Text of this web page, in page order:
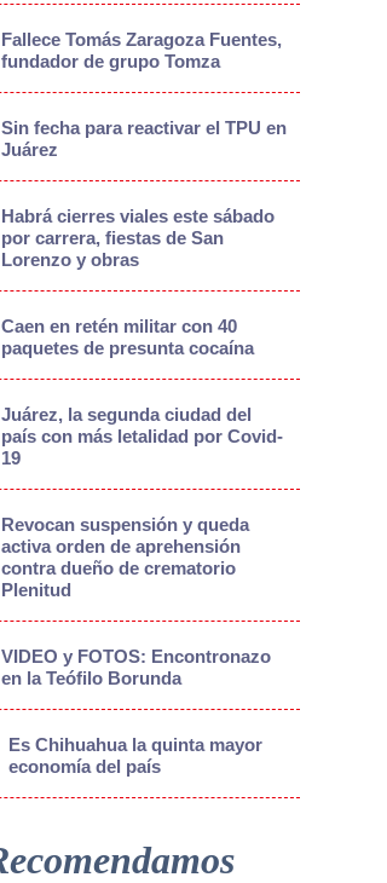
Fallece Tomás Zaragoza Fuentes,
fundador de grupo Tomza
Sin fecha para reactivar el TPU en
Juárez
Habrá cierres viales este sábado
por carrera, fiestas de San
Lorenzo y obras
Caen en retén militar con 40
paquetes de presunta cocaína
Juárez, la segunda ciudad del
país con más letalidad por Covid-
19
Revocan suspensión y queda
activa orden de aprehensión
contra dueño de crematorio
Plenitud
VIDEO y FOTOS: Encontronazo
en la Teófilo Borunda
Es Chihuahua la quinta mayor
economía del país